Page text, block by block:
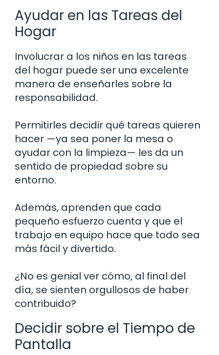
Ayudar en las Tareas del
Hogar
Involucrar a los niños en las tareas
del hogar puede ser una excelente
manera de enseñarles sobre la
responsabilidad.
Permitirles decidir qué tareas quieren
hacer —ya sea poner la mesa o
ayudar con la limpieza— les da un
sentido de propiedad sobre su
entorno.
Además, aprenden que cada
pequeño esfuerzo cuenta y que el
trabajo en equipo hace que todo sea
más fácil y divertido.
¿No es genial ver cómo, al final del
día, se sienten orgullosos de haber
contribuido?
Decidir sobre el Tiempo de
Pantalla